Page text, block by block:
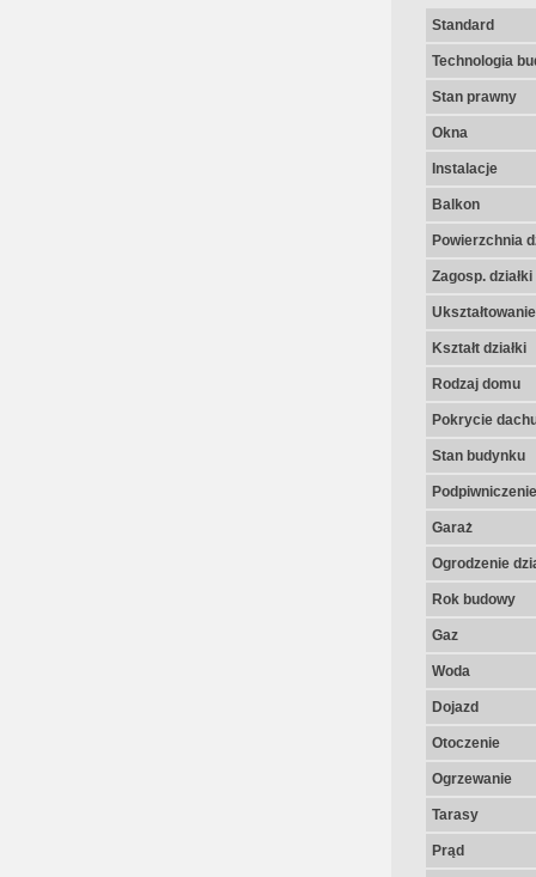
Standard
Technologia
Stan prawny
Okna
Instalacje
Balkon
Powierzchnia
Zagosp. działki
Kształt działki
Rodzaj domu
Pokrycie
Stan budynku
Podpiwniczenie
Garaż
Ogrodzenie
Rok budowy
Gaz
Woda
Dojazd
Otoczenie
Ogrzewanie
Tarasy
Prąd